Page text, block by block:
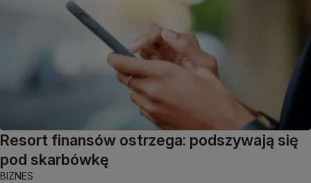
Resort finansów ostrzega: podszywają się
pod skarbówkę
BIZNES